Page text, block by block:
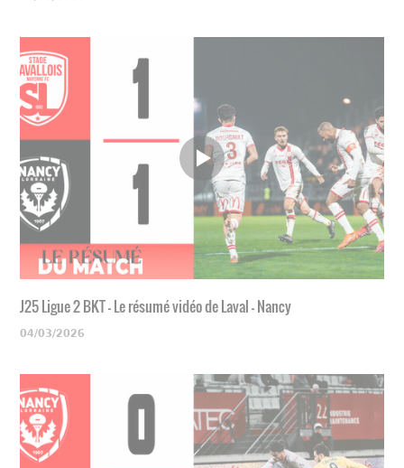
J25 Ligue 2 BKT - Le résumé vidéo de Laval - Nancy
04/03/2026